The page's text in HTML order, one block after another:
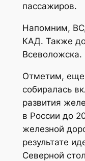
пассажиров.
Напомним,
КАД. Также
Всеволожска.
Отметим,
собиралась
развития
в России до
железной
результате
Северной